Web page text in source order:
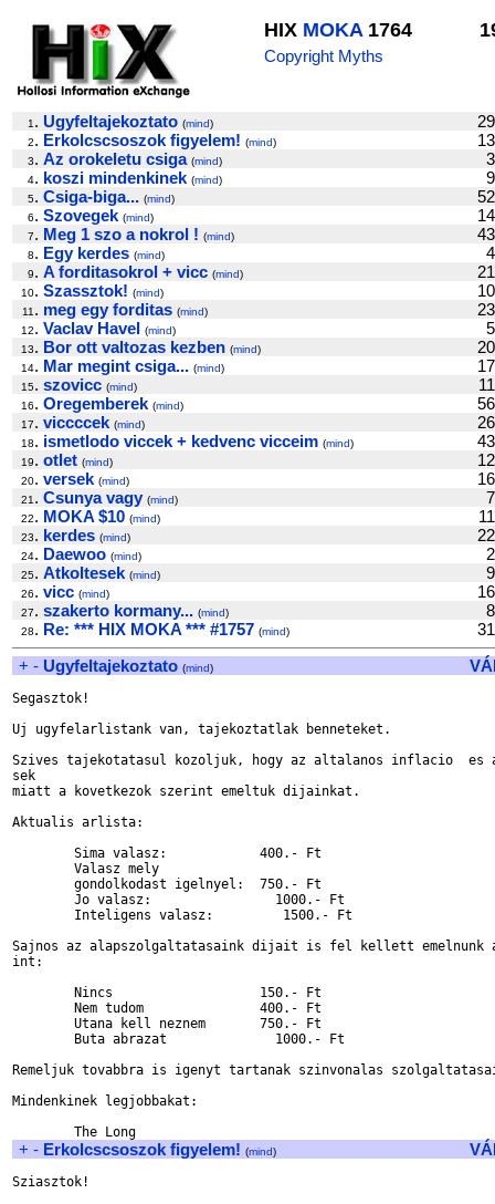
HIX MOKA1764
Copyright Myths
1 . Ugyfeltajekoztato (mind)
2. Erkolcscsoszok figyelem! (mind)
3. Az orokeletu csiga (mind)
4. koszi mindenkinek (mind)
5. Csiga-biga... (mind)
6. Szovegek (mind)
7. Meg 1 szo a nokrol ! (mind)
8. Egy kerdes (mind)
9. A forditasokrol + vicc (mind)
10. Szassztok! (mind)
11 . meg egy forditas (mind)
12. Vaclav Havel (mind)
13. Bor ott valtozas kezben (mind)
14. Mar megint csiga... (mind)
15. szovicc (mind)
16. Oregemberek (mind)
17. viccccek (mind)
18. ismetlodo viccek + kedvenc vicceim (mind)
19. otlet (mind)
20. versek (mind)
21 . Csunya vagy (mind)
22. MOKA $10 (mind)
23. kerdes (mind)
24. Daewoo (mind)
25. Atkoltesek (mind)
26. vicc (mind)
27. szakerto kormany... (mind)
28. Re: *** HIX MOKA *** #1757 (mind)
+ - Ugyfeltajekoztato (mind)
Segasztok!
Uj ugyfelarlistank van, tajekoztatlak benneteket.
Szives tajekotatasul kozoljuk, hogy az altalanos inflacio  es a
sek
miatt a kovetkezok szerint emeltuk dijainkat.
Aktualis arlista:
Sajnos az alapszolgaltatasaink dijait is fel kellett emelnunk
int:
Remeljuk tovabbra is igenyt tartanak szinvonalas
Mindenkinek legjobbakat:
+ - Erkolcscsoszok figyelem! (mind)
Sziasztok!